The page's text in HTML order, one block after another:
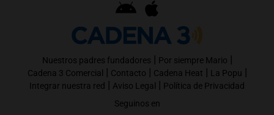
Nuestros padres fundadores | Por siempre Mario |
Cadena 3 Comercial | Contacto | Cadena Heat | La Popu |
Integrar nuestra red | Aviso Legal | Política de Privacidad
Seguinos en